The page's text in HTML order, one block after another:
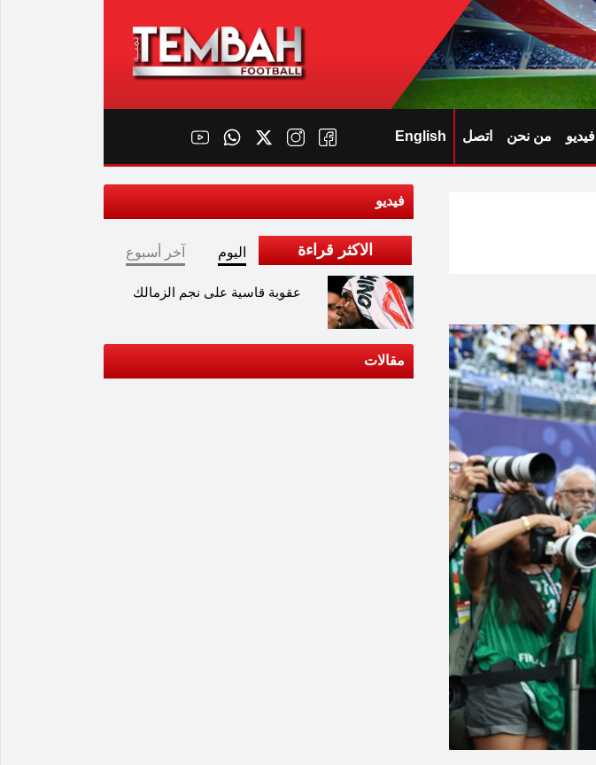
فيديو من نحن اتصل English
فيديو
الاكثر قراءة اليوم آخر أسبوع
عقوبة قاسية على نجم الزمالك
مقالات